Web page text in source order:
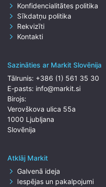
Konfidencialitātes politika
Sīkdatņu politika
Rekvizīti
Kontakti
Sazināties ar Markit Slovēnija
Tālrunis: +386 (1) 561 35 30
E-pasts: info@markit.si
Birojs:
Verovškova ulica 55a
1000 Ljubljana
Slovēnija
Atklāj Markit
Galvenā ideja
Iespējas un pakalpojumi